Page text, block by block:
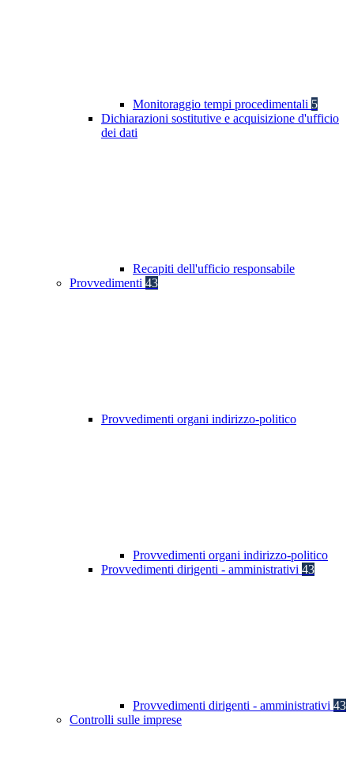
Monitoraggio tempi procedimentali 5
Dichiarazioni sostitutive e acquisizione d'ufficio
dei dati
Recapiti dell'ufficio responsabile
Provvedimenti 43
Provvedimenti organi indirizzo-politico
Provvedimenti organi indirizzo-politico
Provvedimenti dirigenti - amministrativi 43
Provvedimenti dirigenti - amministrativi 43
Controlli sulle imprese